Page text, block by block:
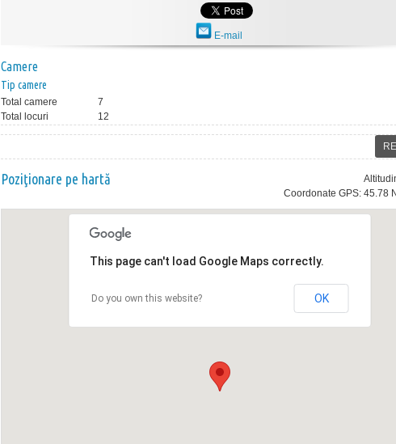
E-mail
Camere
Tip camere
Total camere
7
Total locuri
12
Coordonate GPS: 45.78
Poziţionare pe hartă
This page can't load Google Maps correctly.
Do you own this website? OK